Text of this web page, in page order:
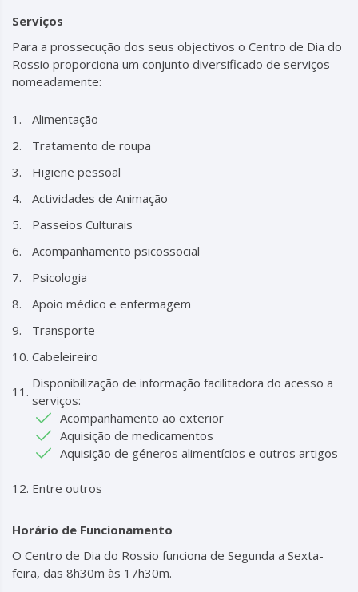
Serviços
Para a prossecução dos seus objectivos o Centro de Dia do
Rossio proporciona um conjunto diversificado de serviços
nomeadamente:
Alimentação
Tratamento de roupa
Higiene pessoal
Actividades de Animação
Passeios Culturais
Acompanhamento psicossocial
Psicologia
Apoio médico e enfermagem
Transporte
Cabeleireiro
Disponibilização de informação facilitadora do acesso a
serviços:
Acompanhamento ao exterior
Aquisição de medicamentos
Aquisição de géneros alimentícios e outros artigos
Entre outros
Horário de Funcionamento
O Centro de Dia do Rossio funciona de Segunda a Sexta-
feira, das 8h30m às 17h30m.